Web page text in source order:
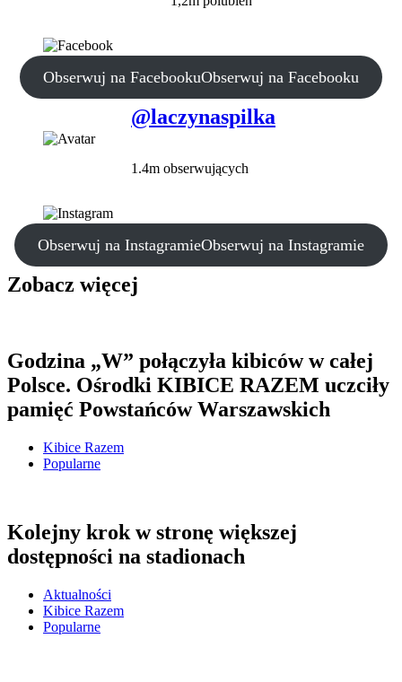
Obserwuj na FacebookuObserwuj na Facebooku
@laczynaspilka
1.4m obserwujących
Obserwuj na InstagramieObserwuj na Instagramie
Zobacz więcej
Godzina „W” połączyła kibiców w całej
Polsce. Ośrodki KIBICE RAZEM uczciły
pamięć Powstańców Warszawskich
Kibice Razem
Popularne
Kolejny krok w stronę większej
dostępności na stadionach
Aktualności
Kibice Razem
Popularne